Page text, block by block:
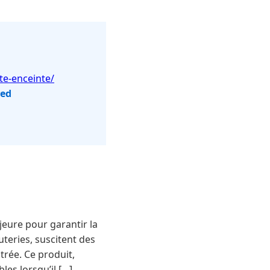
enceinte/
pour garantir la
suscitent des
Ce produit,